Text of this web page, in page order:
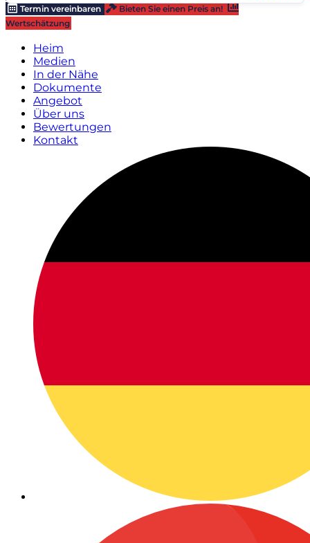
Termin vereinbaren
Bieten Sie einen Preis an!
Wertschätzung
Heim
Medien
In der Nähe
Dokumente
Angebot
Über uns
Bewertungen
Kontakt